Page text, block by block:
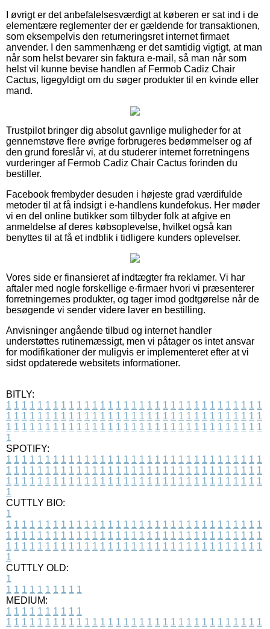
I øvrigt er det anbefalelsesværdigt at køberen er sat ind i de
elementære reglementer der er gældende for transaktionen,
som eksempelvis den returneringsret internet firmaet
anvender. I den sammenhæng er det samtidig vigtigt, at man
når som helst bevarer sin faktura e-mail, så man når som
helst vil kunne bevise handlen af Fermob Cadiz Chair
Cactus, ligegyldigt om du søger produkter til en kvinde eller
mand.
Trustpilot bringer dig absolut gavnlige muligheder for at
gennemstøve flere øvrige forbrugeres bedømmelser og af
den grund foreslår vi, at du studerer internet forretningens
vurderinger af Fermob Cadiz Chair Cactus forinden du
bestiller.
Facebook frembyder desuden i højeste grad værdifulde
metoder til at få indsigt i e-handlens kundefokus. Her møder
vi en del online butikker som tilbyder folk at afgive en
anmeldelse af deres købsoplevelse, hvilket også kan
benyttes til at få et indblik i tidligere kunders oplevelser.
Vores side er finansieret af indtægter fra reklamer. Vi har
aftaler med nogle forskellige e-firmaer hvori vi præsenterer
forretningernes produkter, og tager imod godtgørelse når de
besøgende vi sender videre laver en bestilling.
Anvisninger angående tilbud og internet handler
understøttes rutinemæssigt, men vi påtager os intet ansvar
for modifikationer der muligvis er implementeret efter at vi
sidst opdaterede websitets informationer.
BITLY:
1 1 1 1 1 1 1 1 1 1 1 1 1 1 1 1 1 1 1 1 1 1 1 1 1 1 1 1 1 1 1 1 1
1 1 1 1 1 1 1 1 1 1 1 1 1 1 1 1 1 1 1 1 1 1 1 1 1 1 1 1 1 1 1 1 1
1 1 1 1 1 1 1 1 1 1 1 1 1 1 1 1 1 1 1 1 1 1 1 1 1 1 1 1 1 1 1 1 1
1
SPOTIFY:
1 1 1 1 1 1 1 1 1 1 1 1 1 1 1 1 1 1 1 1 1 1 1 1 1 1 1 1 1 1 1 1 1
1 1 1 1 1 1 1 1 1 1 1 1 1 1 1 1 1 1 1 1 1 1 1 1 1 1 1 1 1 1 1 1 1
1 1 1 1 1 1 1 1 1 1 1 1 1 1 1 1 1 1 1 1 1 1 1 1 1 1 1 1 1 1 1 1 1
1
CUTTLY BIO:
1
1 1 1 1 1 1 1 1 1 1 1 1 1 1 1 1 1 1 1 1 1 1 1 1 1 1 1 1 1 1 1 1 1
1 1 1 1 1 1 1 1 1 1 1 1 1 1 1 1 1 1 1 1 1 1 1 1 1 1 1 1 1 1 1 1 1
1 1 1 1 1 1 1 1 1 1 1 1 1 1 1 1 1 1 1 1 1 1 1 1 1 1 1 1 1 1 1 1 1
1
CUTTLY OLD:
1
1 1 1 1 1 1 1 1 1 1
MEDIUM:
1 1 1 1 1 1 1 1 1 1
1 1 1 1 1 1 1 1 1 1 1 1 1 1 1 1 1 1 1 1 1 1 1 1 1 1 1 1 1 1 1 1 1